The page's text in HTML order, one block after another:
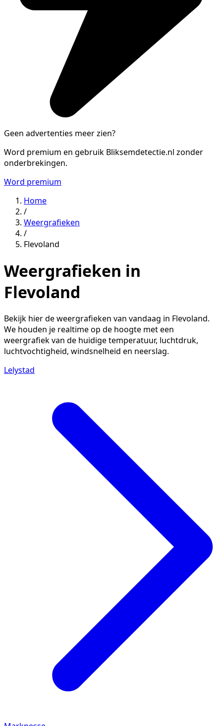
Geen advertenties meer zien?
Word premium en gebruik Bliksemdetectie.nl zonder
onderbrekingen.
Word premium
Home
/
Weergrafieken
/
Flevoland
Weergrafieken in
Flevoland
Bekijk hier de weergrafieken van vandaag in Flevoland.
We houden je realtime op de hoogte met een
weergrafiek van de huidige temperatuur, luchtdruk,
luchtvochtigheid, windsnelheid en neerslag.
Lelystad